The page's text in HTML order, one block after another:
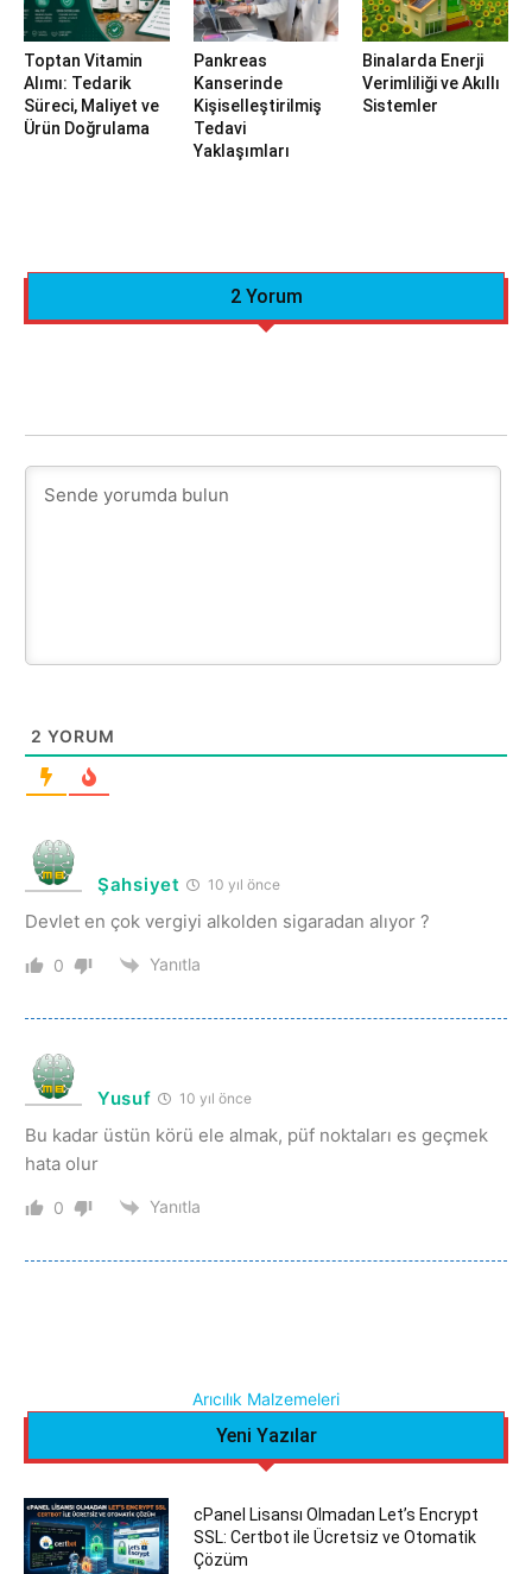
Toptan Vitamin
Alımı: Tedarik
Süreci, Maliyet ve
Ürün Doğrulama
Pankreas
Kanserinde
Kişiselleştirilmiş
Tedavi
Yaklaşımları
Binalarda Enerji
Verimliliği ve Akıllı
Sistemler
2 Yorum
2 YORUM
Şahsiyet 10 yıl önce
Devlet en çok vergiyi alkolden sigaradan alıyor ?
0 Yanıtla
Yusuf 10 yıl önce
Bu kadar üstün körü ele almak, püf noktaları es geçmek
hata olur
0 Yanıtla
Arıcılık Malzemeleri
Yeni Yazılar
cPanel Lisansı Olmadan Let’s Encrypt
SSL: Certbot ile Ücretsiz ve Otomatik
Çözüm